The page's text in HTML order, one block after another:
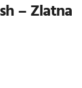
– Zlatna